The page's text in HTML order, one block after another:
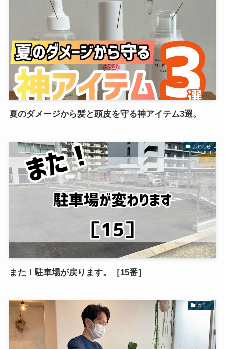
夏のダメージから髪と頭皮を守る神アイテム3選。
お知らせ
また！駐車場が戻ります。［15番］
カラー